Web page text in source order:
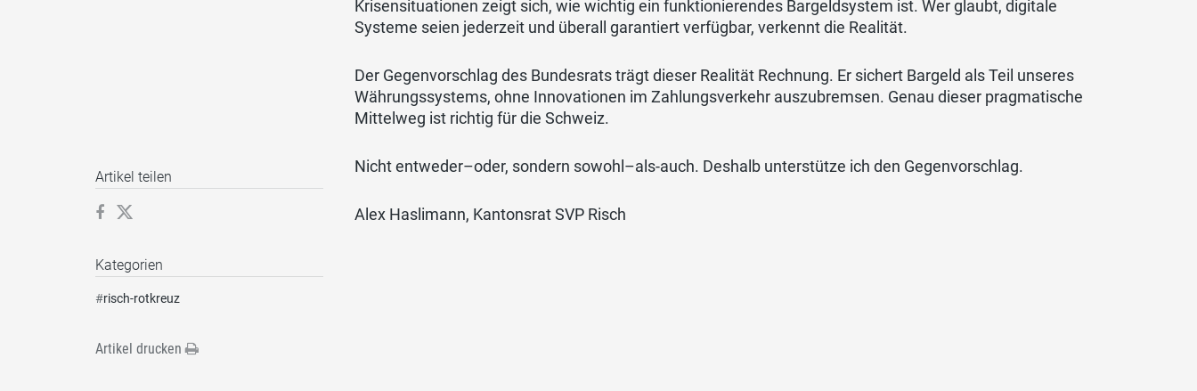
Krisensituationen zeigt sich, wie wichtig ein funktionierendes Bargeldsystem ist. Wer glaubt, digitale
Systeme seien jederzeit und überall garantiert verfügbar, verkennt die Realität.
Der Gegenvorschlag des Bundesrats trägt dieser Realität Rechnung. Er sichert Bargeld als Teil unseres
Währungssystems, ohne Innovationen im Zahlungsverkehr auszubremsen. Genau dieser pragmatische
Mittelweg ist richtig für die Schweiz.
Nicht entweder–oder, sondern sowohl–als-auch. Deshalb unterstütze ich den Gegenvorschlag.
Alex Haslimann, Kantonsrat SVP Risch
Artikel teilen
Kategorien
#risch-rotkreuz
Artikel drucken